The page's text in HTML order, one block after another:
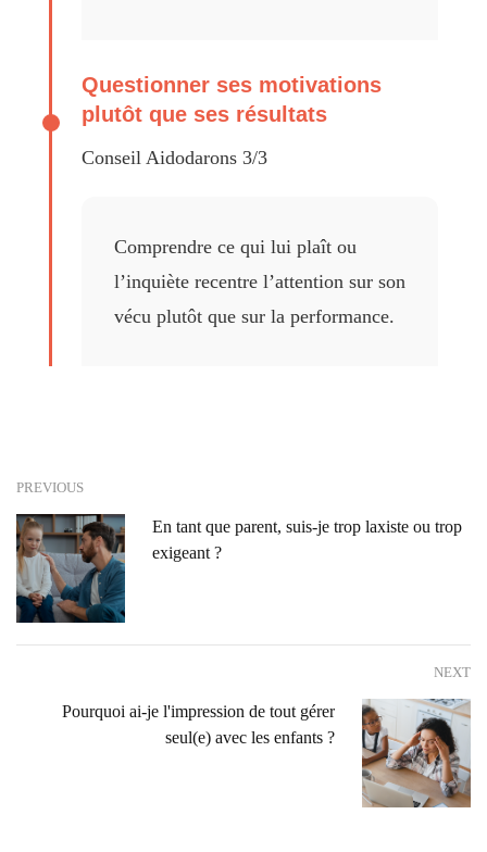
Questionner ses motivations
plutôt que ses résultats
Conseil Aidodarons 3/3
Comprendre ce qui lui plaît ou
l’inquiète recentre l’attention sur son
vécu plutôt que sur la performance.
PREVIOUS
En tant que parent, suis-je trop laxiste ou trop
exigeant ?
NEXT
Pourquoi ai-je l'impression de tout gérer
seul(e) avec les enfants ?